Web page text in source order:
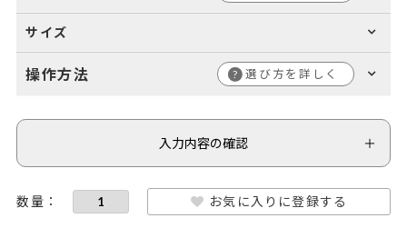
サイズ
操作方法 ? 選び方を詳しく
入力内容の確認
お気に入りに登録する